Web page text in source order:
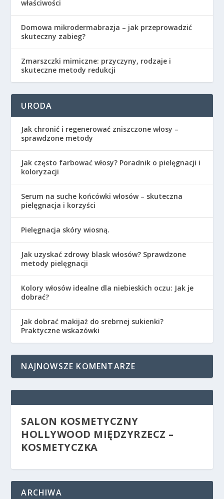
właściwości
Domowa mikrodermabrazja – jak przeprowadzić
skuteczny zabieg?
Zmarszczki mimiczne: przyczyny, rodzaje i
skuteczne metody redukcji
URODA
Jak chronić i regenerować zniszczone włosy –
sprawdzone metody
Jak często farbować włosy? Poradnik o pielęgnacji i
koloryzacji
Serum na suche końcówki włosów – skuteczna
pielęgnacja i korzyści
Pielęgnacja skóry wiosną.
Jak uzyskać zdrowy blask włosów? Sprawdzone
metody pielęgnacji
Kolory włosów idealne dla niebieskich oczu: Jak je
dobrać?
Jak dobrać makijaż do srebrnej sukienki?
Praktyczne wskazówki
NAJNOWSZE KOMENTARZE
SALON KOSMETYCZNY
HOLLYWOOD MIĘDZYRZECZ –
KOSMETYCZKA
ARCHIWA